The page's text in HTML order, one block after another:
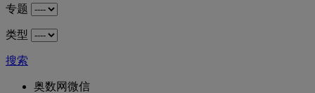
专题
类型
搜索
奥数网微信